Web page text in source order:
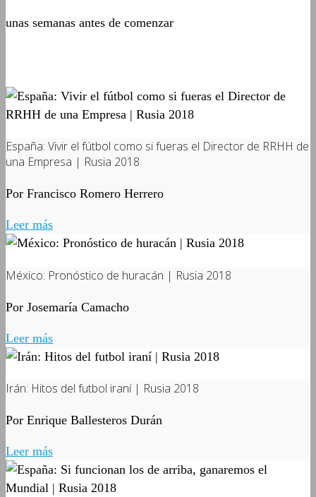
unas semanas antes de comenzar
España: Vivir el fútbol como si fueras el Director de RRHH de
una Empresa | Rusia 2018
Por Francisco Romero Herrero
Leer más
México: Pronóstico de huracán | Rusia 2018
Por Josemaría Camacho
Leer más
Irán: Hitos del futbol iraní | Rusia 2018
Por Enrique Ballesteros Durán
Leer más